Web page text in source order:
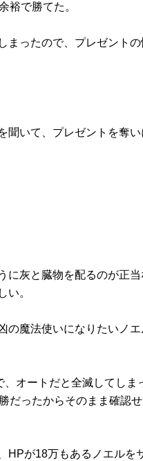
裕で勝てた。
まったので、プレゼント
いて、プレゼントを奪い
に灰と臓物を配るのが正
い。
の魔法使いになりたいノ
オートだと全滅してしま
だったからそのまま確認
HPが18万もあるノエルを